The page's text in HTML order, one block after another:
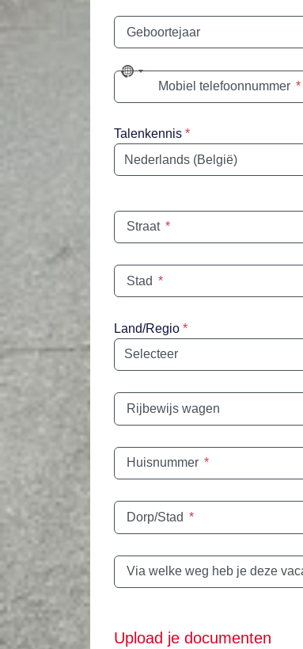
Geboortejaar
No
countryMobiel telefoonnummer *
Talenkennis *
Taal
Straat *
Stad *
Land/Regio *
Rijbewijs wagen
Huisnummer *
Dorp/Stad *
Via welke weg heb je deze
Upload je documenten